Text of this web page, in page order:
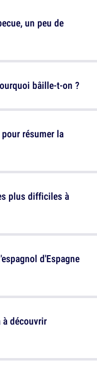
un peu de
résumer la
d'Espagne
bâille-t-on ?
plus difficiles à